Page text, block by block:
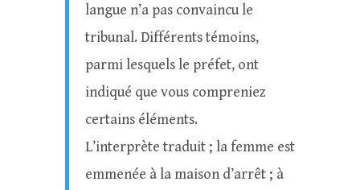
langue n’a pas convaincu le
tribunal. Différents témoins,
parmi lesquels le préfet, ont
indiqué que vous compreniez
certains éléments.
L’interprète traduit ; la femme est
emmenée à la maison d’arrêt ; à